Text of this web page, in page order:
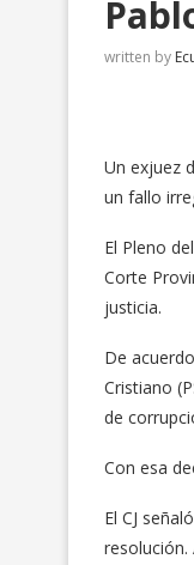
written by
Un exjuez
un fallo
El Pleno
Corte
justicia.
De
Cristiano
de
Con esa
El CJ